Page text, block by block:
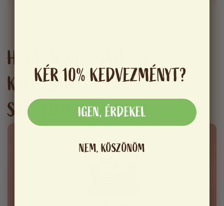
HOGYAN MŰKÖDNEK A
KOLLAGÉN
SZÉPSÉGKAPSZULÁK?
KÉR 10% KEDVEZMÉNYT?
IGEN, ÉRDEKEL
NEM, KÖSZÖNÖM